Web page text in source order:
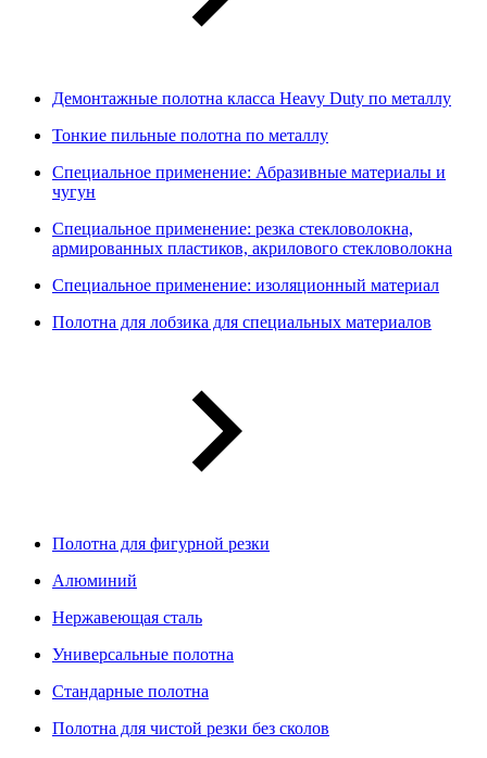
Демонтажные полотна класса Heavy Duty по металлу
Тонкие пильные полотна по металлу
Специальное применение: Абразивные материалы и
чугун
Специальное применение: резка стекловолокна,
армированных пластиков, акрилового стекловолокна
Специальное применение: изоляционный материал
Полотна для лобзика для специальных материалов
Полотна для фигурной резки
Алюминий
Нержавеющая сталь
Универсальные полотна
Стандарные полотна
Полотна для чистой резки без сколов